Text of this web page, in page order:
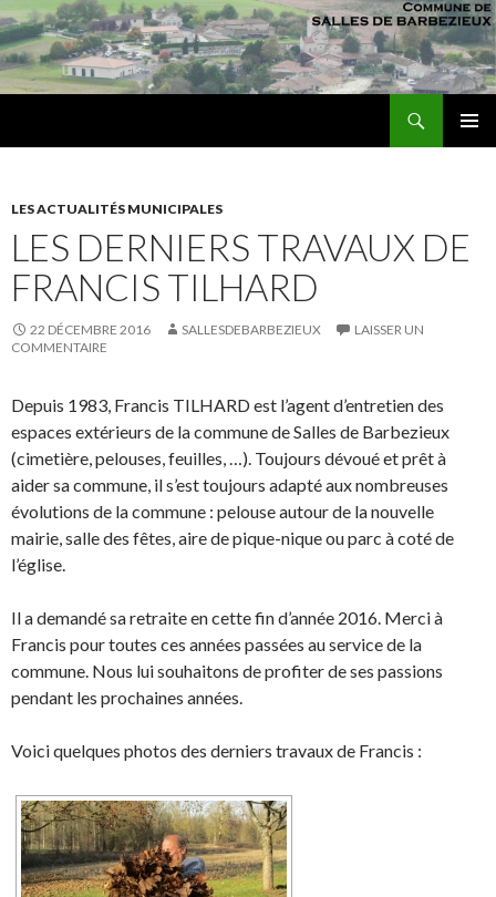
LES ACTUALITÉS MUNICIPALES
LES DERNIERS TRAVAUX DE
FRANCIS TILHARD
22 DÉCEMBRE 2016 SALLESDEBARBEZIEUX
LAISSER UN
COMMENTAIRE
Depuis 1983, Francis TILHARD est l’agent d’entretien des
espaces extérieurs de la commune de Salles de Barbezieux
(cimetière, pelouses, feuilles, …). Toujours dévoué et prêt à
aider sa commune, il s’est toujours adapté aux nombreuses
évolutions de la commune : pelouse autour de la nouvelle
mairie, salle des fêtes, aire de pique-nique ou parc à coté de
l’église.
Il a demandé sa retraite en cette fin d’année 2016. Merci à
Francis pour toutes ces années passées au service de la
commune. Nous lui souhaitons de profiter de ses passions
pendant les prochaines années.
Voici quelques photos des derniers travaux de Francis :